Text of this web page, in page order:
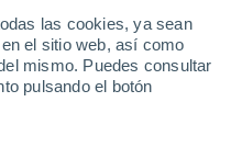
las cookies, ya sean
el sitio web, así como
mismo. Puedes consultar
pulsando el botón
Mañana
7 Ago
Sábado
8 Ago